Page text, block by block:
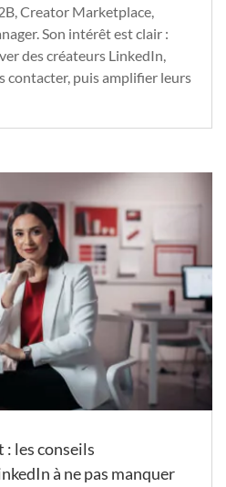
Creator Marketplace,
Son intérêt est clair :
des créateurs LinkedIn,
contacter, puis amplifier leurs
les conseils
à ne pas manquer